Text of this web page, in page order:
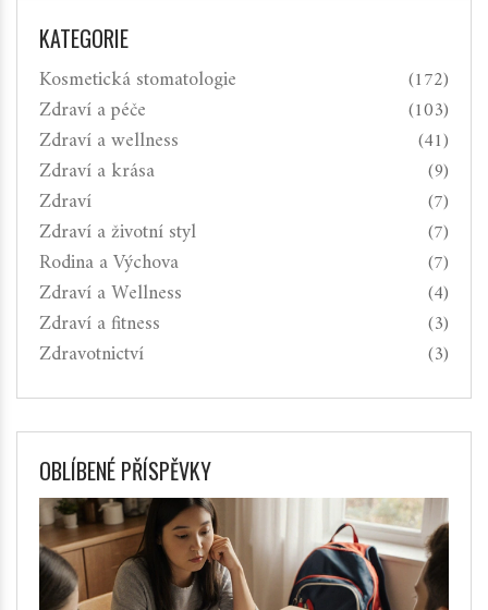
KATEGORIE
Kosmetická stomatologie (172)
Zdraví a péče (103)
Zdraví a wellness (41)
Zdraví a krása (9)
Zdraví (7)
Zdraví a životní styl (7)
Rodina a Výchova (7)
Zdraví a Wellness (4)
Zdraví a fitness (3)
Zdravotnictví (3)
OBLÍBENÉ PŘÍSPĚVKY